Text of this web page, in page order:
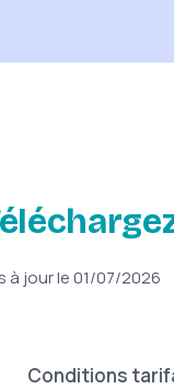
à jour le 01/07/2026
Titre
Conditions